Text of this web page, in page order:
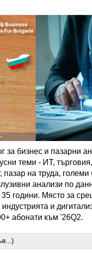
за бизнес и пазарни
теми - ИТ,
пазар на труда,
анализи по
години. Място за
и
абонати към '26Q2.